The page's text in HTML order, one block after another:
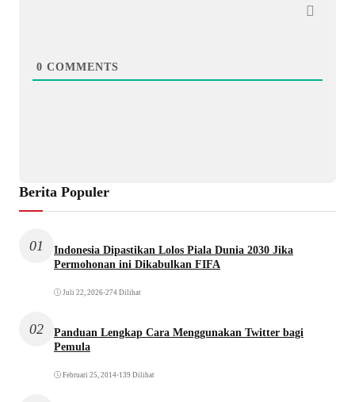
0 COMMENTS
Berita Populer
01
Indonesia Dipastikan Lolos Piala Dunia 2030 Jika
Permohonan ini Dikabulkan FIFA
Juli 22, 2026•274 Dilihat
02
Panduan Lengkap Cara Menggunakan Twitter bagi
Pemula
Februari 25, 2014•139 Dilihat